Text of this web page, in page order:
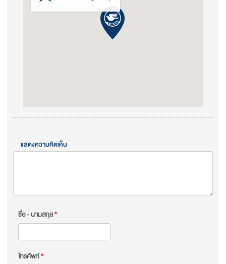
แสดงความคิดเห็น
ชื่อ - นามสกุล*
โทรศัพท์*